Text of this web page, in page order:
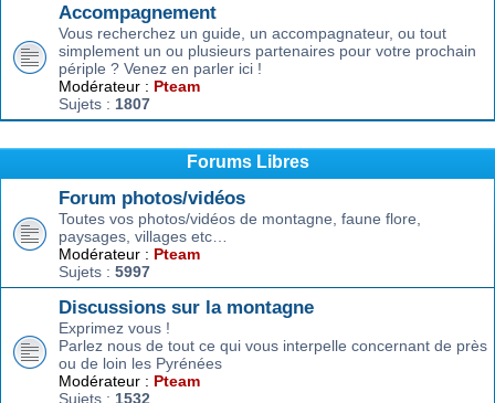
Accompagnement
Vous recherchez un guide, un accompagnateur, ou tout
simplement un ou plusieurs partenaires pour votre prochain
périple ? Venez en parler ici !
Modérateur : Pteam
Sujets : 1807
Forums Libres
Forum photos/vidéos
Toutes vos photos/vidéos de montagne, faune flore,
paysages, villages etc…
Modérateur : Pteam
Sujets : 5997
Discussions sur la montagne
Exprimez vous !
Parlez nous de tout ce qui vous interpelle concernant de près
ou de loin les Pyrénées
Modérateur : Pteam
Sujets : 1532